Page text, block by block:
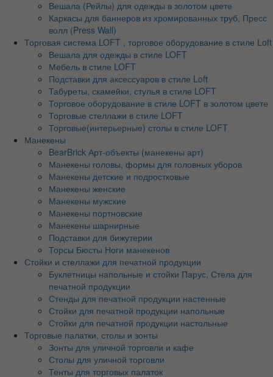
Вешала (Рейлы) для одежды в золотом цвете
Каркасы для баннеров из хромированных труб, Пресс
волл (Press Wall)
Торговая система LOFT , торговое оборудование в стиле Loft
Вешала для одежды в стиле LOFT
Мебель в стиле LOFT
Подставки для аксессуаров в стиле Loft
Табуреты, скамейки, стулья в стиле LOFT
Торговое оборудование в стиле LOFT в золотом цвете
Торговые стеллажи в стиле LOFT
Торговые(интерьерные) столы в стиле LOFT
Манекены
BearBrick Арт-объекты (манекены арт)
Манекены головы, формы для головных уборов
Манекены детские и подростковые
Манекены женские
Манекены мужские
Манекены портновские
Манекены шарнирные
Подставки для бижутерии
Торсы Бюсты Ноги манекенов
Стойки и стеллажи для печатной продукции
Буклетницы напольные и стойки Парус, Стела для
печатной продукции
Стенды для печатной продукции настенные
Стойки для печатной продукции напольные
Стойки для печатной продукции настольные
Торговые палатки, столы и зонты
Зонты для уличной торговли и кафе
Столы для уличной торговли
Тенты для торговых палаток